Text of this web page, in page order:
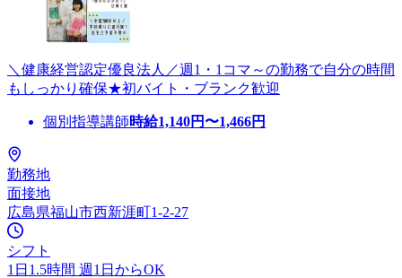
＼健康経営認定優良法人／週1・1コマ～の勤務で自分の時間
もしっかり確保★初バイト・ブランク歓迎
個別指導講師時給1,140円〜1,466円
勤務地
面接地
広島県福山市西新涯町1-2-27
シフト
1日1.5時間 週1日からOK